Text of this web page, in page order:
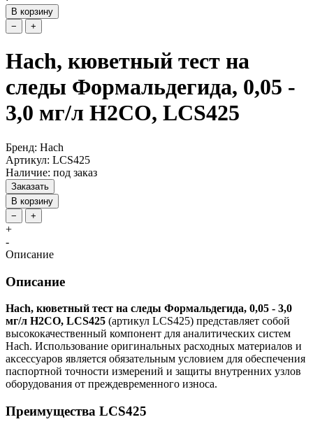
В корзину
−
+
Hach, кюветный тест на
следы Формальдегида, 0,05 -
3,0 мг/л H2CO, LCS425
Бренд: Hach
Артикул: LCS425
Наличие: под заказ
Заказать
В корзину
−
+
+
-
Описание
Описание
Hach, кюветный тест на следы Формальдегида, 0,05 - 3,0
мг/л H2CO, LCS425 (артикул LCS425) представляет собой
высококачественный компонент для аналитических систем
Hach. Использование оригинальных расходных материалов и
аксессуаров является обязательным условием для обеспечения
паспортной точности измерений и защиты внутренних узлов
оборудования от преждевременного износа.
Преимущества LCS425